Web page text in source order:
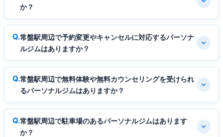
か？
常盤駅周辺で予約変更やキャンセルに対応するパーソナ
ルジムはありますか？
常盤駅周辺で無料体験や無料カウンセリングを受けられ
るパーソナルジムはありますか？
常盤駅周辺で駐車場のあるパーソナルジムはあります
か？